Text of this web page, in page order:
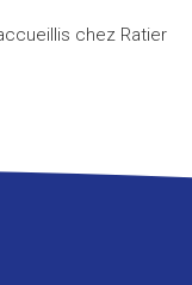
chez Ratier